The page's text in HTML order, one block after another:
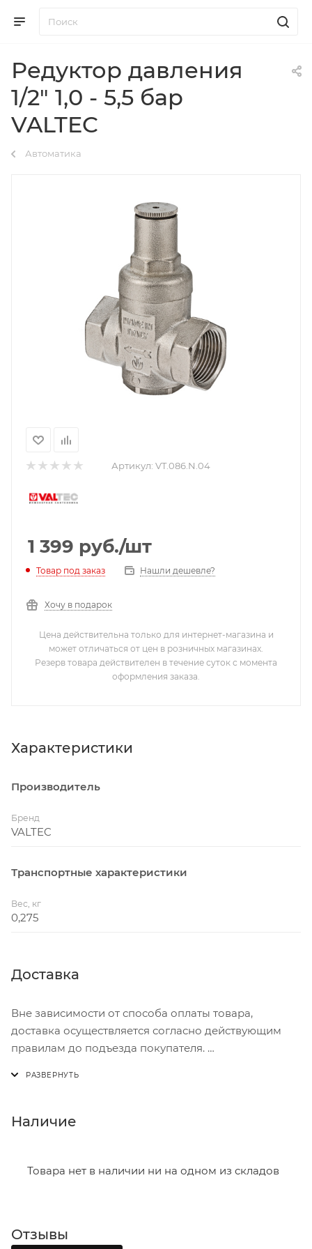
Редуктор давления
1/2" 1,0 - 5,5 бар
VALTEC
Автоматика
Артикул: VT.086.N.04
1 399 руб./шт
Товар под заказ Нашли дешевле?
Хочу в подарок
Цена действительна только для интернет-магазина и
может отличаться от цен в розничных магазинах.
Резерв товара действителен в течение суток с момента
оформления заказа.
Характеристики
Производитель
Бренд
VALTEC
Транспортные характеристики
Вес, кг
0,275
Доставка
Вне зависимости от способа оплаты товара,
доставка осуществляется согласно действующим
правилам до подъезда покупателя.
В субботу с 8:00 до 15:00
- зоны доставки;
Границы доставки в черте города на выезд
Наличие
Товара нет в наличии ни на одном из складов
Отзывы